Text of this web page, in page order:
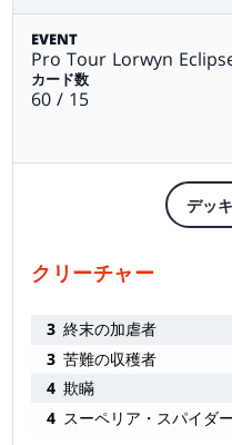
EVENT
Pro Tour Lorwyn
カード数
60 / 15
デッ
クリーチャー
3 終末の加虐者
3 苦難の収穫者
4 欺瞞
4 スーペリア・スパイダ